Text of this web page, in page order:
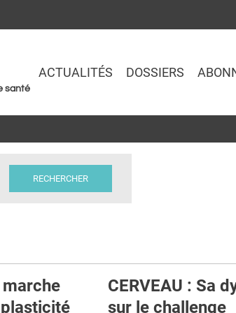
santé
ACTUALITÉS DOSSIERS
marche
CERVEAU : Sa
sur le challenge